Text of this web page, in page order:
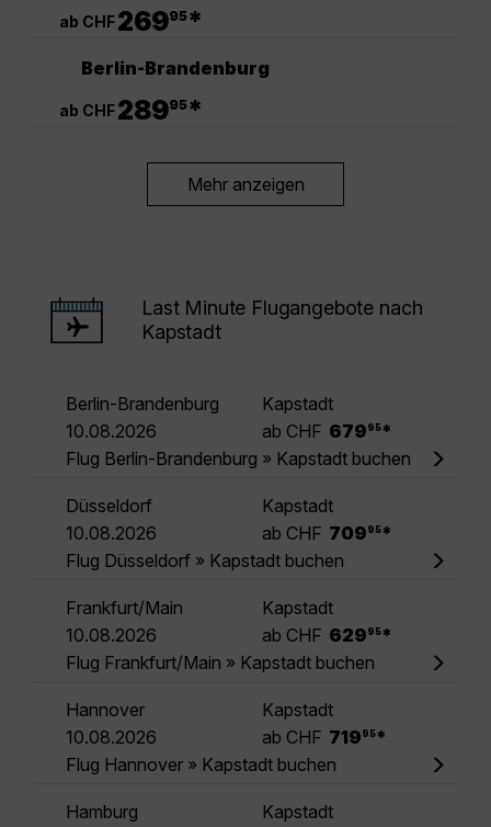
ab CHF26995*
Berlin-Brandenburg
ab CHF28995*
Mehr anzeigen
Last Minute Flugangebote nach
Kapstadt
Berlin-Brandenburg
Kapstadt
10.08.2026
ab CHF 679 95 *
Flug Berlin-Brandenburg » Kapstadt buchen
Düsseldorf
Kapstadt
10.08.2026
ab CHF 709 95 *
Flug Düsseldorf » Kapstadt buchen
Frankfurt/Main
Kapstadt
10.08.2026
ab CHF 629 95 *
Flug Frankfurt/Main » Kapstadt buchen
Hannover
Kapstadt
10.08.2026
ab CHF 719 95 *
Flug Hannover » Kapstadt buchen
Hamburg
Kapstadt